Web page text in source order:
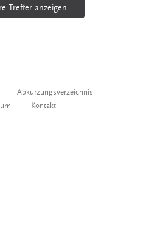
Treffer anzeigen
Abkürzungsverzeichnis
Kontakt